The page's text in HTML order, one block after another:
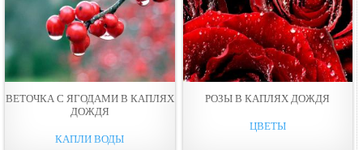
ВЕТОЧКА С ЯГОДАМИ В КАПЛЯХ
ДОЖДЯ
КАПЛИ ВОДЫ
РОЗЫ В КАПЛЯХ ДОЖДЯ
ЦВЕТЫ